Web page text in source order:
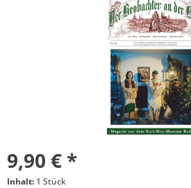
9,90 € *
Inhalt: 1 Stück